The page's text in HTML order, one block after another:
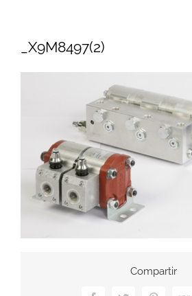
_X9M8497(2)
Compartir